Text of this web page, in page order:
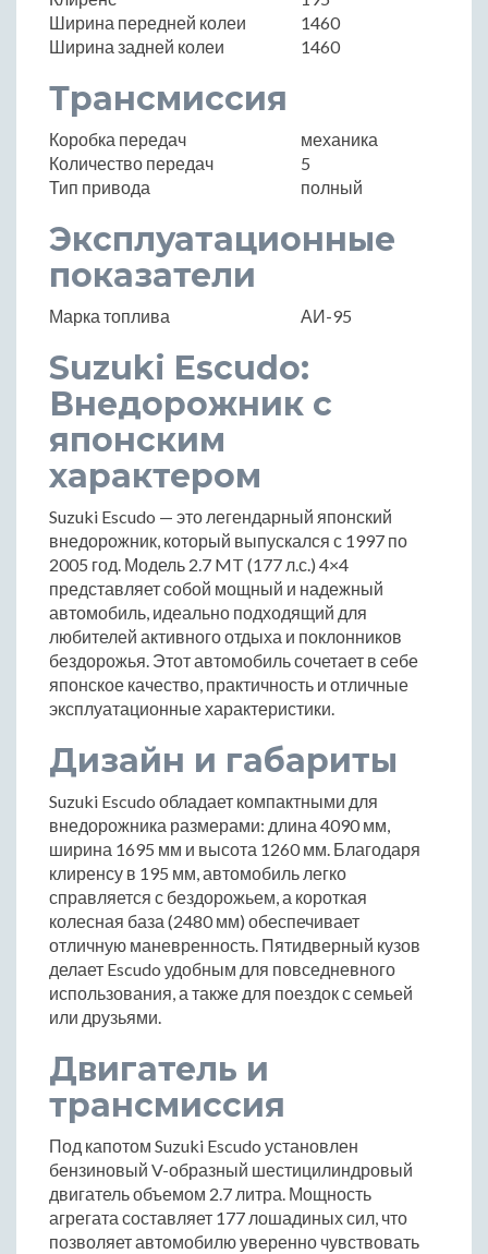
Ширина передней колеи
1460
Ширина задней колеи
1460
Трансмиссия
Коробка передач
механика
Количество передач
5
Тип привода
полный
Эксплуатационные
показатели
Марка топлива АИ-95
Suzuki Escudo:
Внедорожник с
японским
характером
Suzuki Escudo — это легендарный японский
внедорожник, который выпускался с 1997 по
2005 год. Модель 2.7 MT (177 л.с.) 4×4
представляет собой мощный и надежный
автомобиль, идеально подходящий для
любителей активного отдыха и поклонников
бездорожья. Этот автомобиль сочетает в себе
японское качество, практичность и отличные
эксплуатационные характеристики.
Дизайн и габариты
Suzuki Escudo обладает компактными для
внедорожника размерами: длина 4090 мм,
ширина 1695 мм и высота 1260 мм. Благодаря
клиренсу в 195 мм, автомобиль легко
справляется с бездорожьем, а короткая
колесная база (2480 мм) обеспечивает
отличную маневренность. Пятидверный кузов
делает Escudo удобным для повседневного
использования, а также для поездок с семьей
или друзьями.
Двигатель и
трансмиссия
Под капотом Suzuki Escudo установлен
бензиновый V-образный шестицилиндровый
двигатель объемом 2.7 литра. Мощность
агрегата составляет 177 лошадиных сил, что
позволяет автомобилю уверенно чувствовать